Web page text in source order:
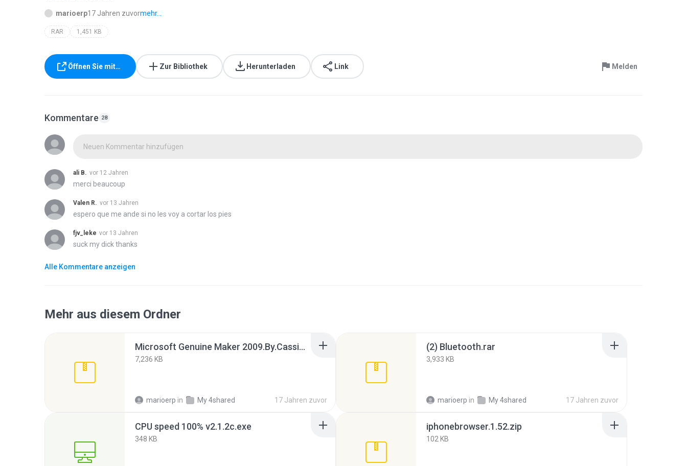
marioerp17 Jahren zuvormehr...
RAR 1,451 KB
Öffnen Sie mit… Zur Bibliothek Herunterladen Link Melden
Kommentare 28
Neuen Kommentar hinzufügen
ali B. vor 12 Jahren
merci beaucoup
Valen R. vor 13 Jahren
espero que me ande si no les voy a cortar los pies
fjv_leke vor 13 Jahren
suck my dick thanks
Alle Kommentare anzeigen
Mehr aus diesem Ordner
Microsoft Genuine Maker 2009.By.Cassiel.rar
7,236 KB
marioerp in My 4shared 17 Jahren zuvor
(2) Bluetooth.rar
3,933 KB
marioerp in My 4shared 17 Jahren zuvor
CPU speed 100% v2.1.2c.exe
348 KB
iphonebrowser.1.52.zip
102 KB